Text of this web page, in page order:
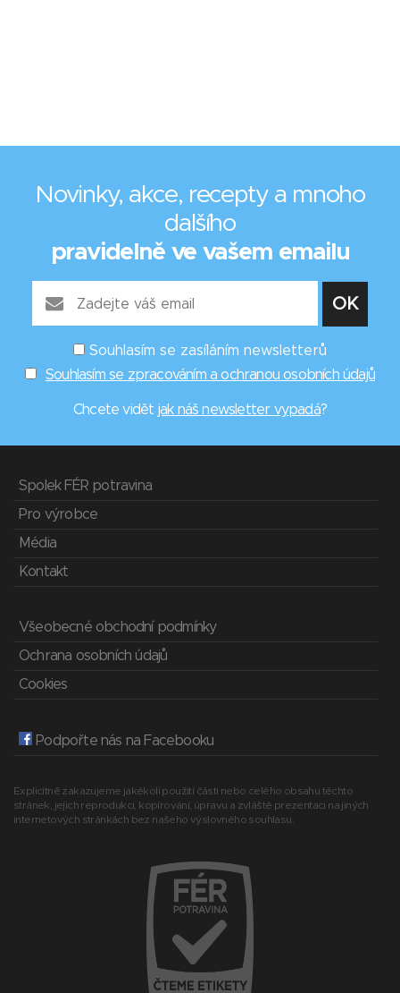
Novinky, akce, recepty a mnoho
dalšího
pravidelně ve vašem emailu
Souhlasím se zasíláním newsletterů
Souhlasím se zpracováním a ochranou osobních údajů
Chcete vidět jak náš newsletter vypadá?
Spolek FÉR potravina
Pro výrobce
Média
Kontakt
Všeobecné obchodní podmínky
Ochrana osobních údajů
Cookies
Podpořte nás na Facebooku
Explicitně zakazujeme jakékoli použití části nebo celého obsahu těchto
stránek, jejich reprodukci, kopírování, úpravu a zvláště prezentaci na jiných
internetových stránkách bez našeho výslovného souhlasu.